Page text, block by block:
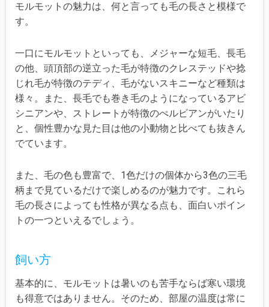
モルモットの魅力は、何と言っても毛の長さと模様で
す。
一口にモルモットといっても、メジャーな短毛、長毛
の他、頭頂部の逆立った毛が特徴のクレステッドや捻
じれ毛が特徴のテディ、毛がないスキニーなど種類は
様々。また、長毛でも巻き毛のようになっているアビ
シニアンや、ストレートが特徴のぺルビアンがいたり
と、個性豊かな見た目は他の小動物と比べても抜きん
でています。
また、毛の色も豊富で、1色だけの個体から3色の三毛
柄まで見ているだけで楽しめるのが魅力です。これら
毛の長さによっても性格が異なる点も、面白いポイン
トの一つといえるでしょう。
飼い方
基本的に、モルモットは暑いのも苦手ならば寒い環境
も得意ではありません。そのため、部屋の温度は常に